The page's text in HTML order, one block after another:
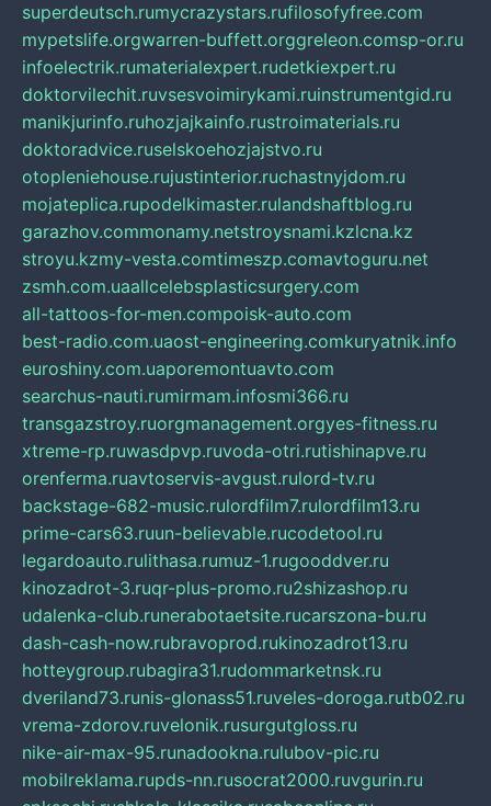
superdeutsch.rumycrazystars.rufilosofyfree.com
mypetslife.orgwarren-buffett.orggreleon.comsp-or.ru
infoelectrik.rumaterialexpert.rudetkiexpert.ru
doktorvilechit.ruvsesvoimirykami.ruinstrumentgid.ru
manikjurinfo.ruhozjajkainfo.rustroimaterials.ru
doktoradvice.ruselskoehozjajstvo.ru
otopleniehouse.rujustinterior.ruchastnyjdom.ru
mojateplica.rupodelkimaster.rulandshaftblog.ru
garazhov.commonamy.netstroysnami.kzlcna.kz
stroyu.kzmy-vesta.comtimeszp.comavtoguru.net
zsmh.com.uaallcelebsplasticsurgery.com
all-tattoos-for-men.compoisk-auto.com
best-radio.com.uaost-engineering.comkuryatnik.info
euroshiny.com.uaporemontuavto.com
searchus-nauti.rumirmam.infosmi366.ru
transgazstroy.ruorgmanagement.orgyes-fitness.ru
xtreme-rp.ruwasdpvp.ruvoda-otri.rutishinapve.ru
orenferma.ruavtoservis-avgust.rulord-tv.ru
backstage-682-music.rulordfilm7.rulordfilm13.ru
prime-cars63.ruun-believable.rucodetool.ru
legardoauto.rulithasa.rumuz-1.rugooddver.ru
kinozadrot-3.ruqr-plus-promo.ru2shizashop.ru
udalenka-club.runerabotaetsite.rucarszona-bu.ru
dash-cash-now.rubravoprod.rukinozadrot13.ru
hotteygroup.rubagira31.rudommarketnsk.ru
dveriland73.runis-glonass51.ruveles-doroga.rutb02.ru
vrema-zdorov.ruvelonik.rusurgutgloss.ru
nike-air-max-95.runadookna.rulubov-pic.ru
mobilreklama.rupds-nn.rusocrat2000.ruvgurin.ru